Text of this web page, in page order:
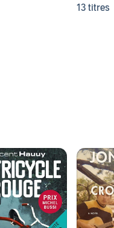
13 titres